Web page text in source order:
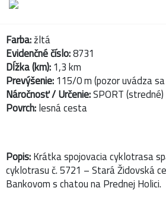
Farba:žltá
Evidenčné číslo:8731
Dĺžka (km):1,3 km
Prevýšenie:115/0 m (pozor uvádza
Náročnosť / Určenie:SPORT
Povrch:lesná cesta
Popis:Krátka spojovacia cyklotrasa
cyklotrasu č. 5721 – Stará Židovská
Bankovom s chatou na Prednej Holici.